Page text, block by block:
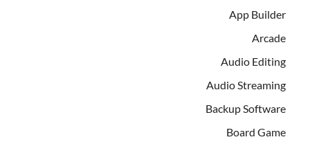
App Builder
Arcade
Audio Editing
Audio Streaming
Backup Software
Board Game